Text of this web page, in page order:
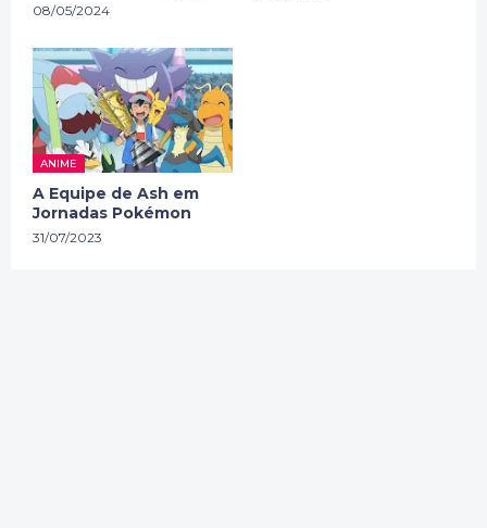
08/05/2024
ANIME
A Equipe de Ash em
Jornadas Pokémon
31/07/2023